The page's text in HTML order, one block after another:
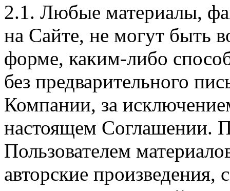
2.1. Любые материалы,
на Сайте, не могут быть
форме, каким-либо
без предварительного
Компании, за
настоящем Соглашении.
Пользователем
авторские произведения,